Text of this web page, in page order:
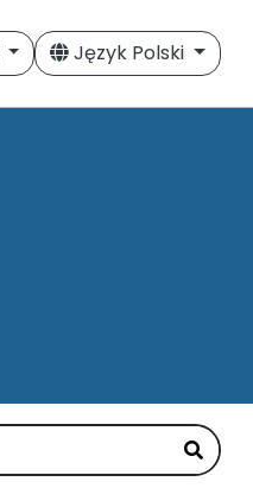
Język Polski